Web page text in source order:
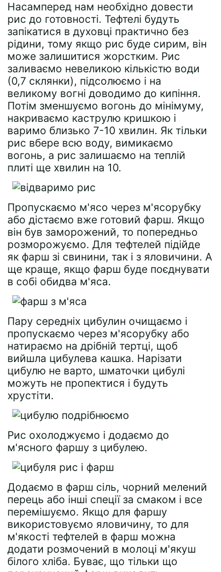
Насамперед нам необхідно довести
рис до готовності. Тефтелі будуть
запікатися в духовці практично без
рідини, тому якщо рис буде сирим, він
може залишитися жорстким. Рис
заливаємо невеликою кількістю води
(0,7 склянки), підсолюємо і на
великому вогні доводимо до кипіння.
Потім зменшуємо вогонь до мінімуму,
накриваємо каструлю кришкою і
варимо близько 7-10 хвилин. Як тільки
рис вбере всю воду, вимикаємо
вогонь, а рис залишаємо на теплій
плиті ще хвилин на 10.
Пропускаємо м'ясо через м'ясорубку
або дістаємо вже готовий фарш. Якщо
він був заморожений, то попередньо
розморожуємо. Для тефтелей підійде
як фарш зі свинини, так і з яловичини. А
ще краще, якщо фарш буде поєднувати
в собі обидва м'яса.
Пару середніх цибулин очищаємо і
пропускаємо через м'ясорубку або
натираємо на дрібній тертці, щоб
вийшла цибулева кашка. Нарізати
цибулю не варто, шматочки цибулі
можуть не пропектися і будуть
хрустіти.
Рис охолоджуємо і додаємо до
м'ясного фаршу з цибулею.
Додаємо в фарш сіль, чорний мелений
перець або інші спеції за смаком і все
перемішуємо. Якщо для фаршу
використовуємо яловичину, то для
м'якості тефтелей в фарш можна
додати розмочений в молоці м'якуш
білого хліба. Буває, що тільки що